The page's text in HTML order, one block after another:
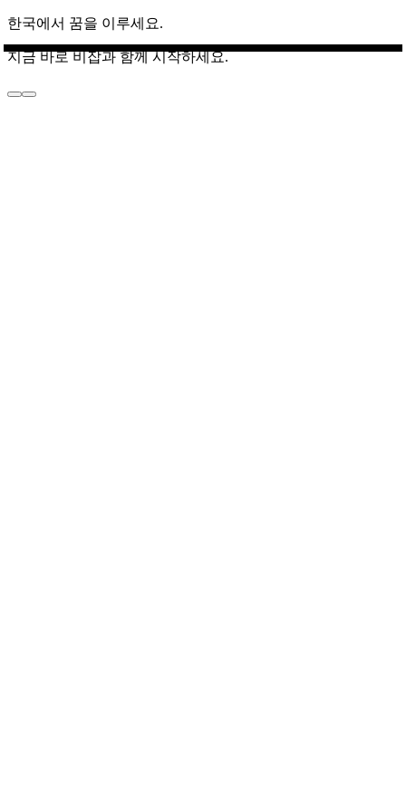
한국에서 꿈을 이루세요.
지금 바로 비잡과 함께 시작하세요.